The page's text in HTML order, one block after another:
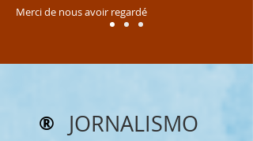
Merci de nous avoir regardé
® JORNALISMO